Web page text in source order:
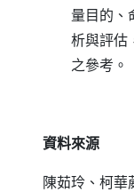
量目的、
析與評估
之參考。
資料來源
陳茹玲、柯華